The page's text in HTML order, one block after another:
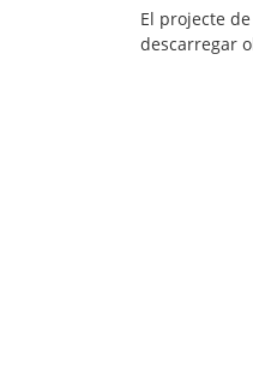
El projecte
descarregar